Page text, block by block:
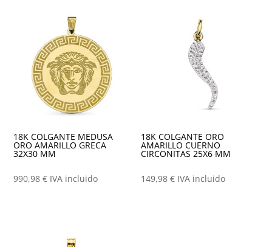
18K COLGANTE MEDUSA
ORO AMARILLO GRECA
32X30 MM
990,98€ IVA incluido
18K COLGANTE ORO
AMARILLO CUERNO
CIRCONITAS 25X6 MM
149,98€ IVA incluido